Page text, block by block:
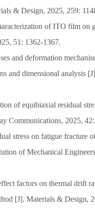
& Design, 2025, 259:
of ITO film on
51: 1362-1367.
and deformation
and dimensional analysis
of equibiaxial residual
Communications, 2025,
stress on fatigue fracture
of Mechanical
factors on thermal drift
[J]. Materials & Design,